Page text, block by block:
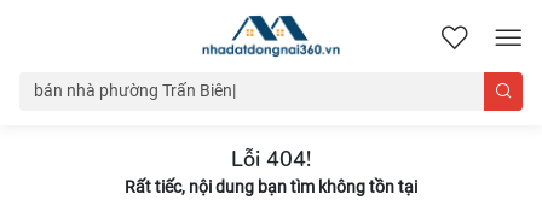
nhadatdongnai360.vn
Lỗi 404!
Rất tiếc, nội dung bạn tìm không tồn tại